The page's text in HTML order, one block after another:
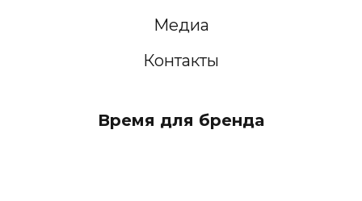
Медиа
Контакты
Время для бренда